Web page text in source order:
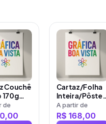
Couchê
170g
de
Cartaz/Folha
Inteira/Pôster
Couchê 150g
Sem Verniz
A partir de
R$ 168,00
Este
produto
tem
várias
variantes.
As
opções
podem